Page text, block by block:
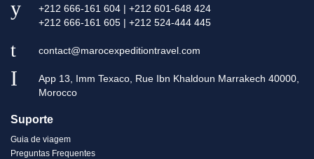
+212 666-161 604 | +212 601-648 424
+212 666-161 605 | +212 524-444 445
contact@marocexpeditiontravel.com
App 13, Imm Texaco, Rue Ibn Khaldoun Marrakech 40000,
Morocco
Suporte
Guia de viagem
Preguntas Frequentes